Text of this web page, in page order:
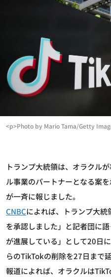
<p>Photo by Mario Tama/Getty
トランプ大統領は、オラクル
ル事業のパートナーとなる案
が一斉に報じました。
CNBCによれば、トランプ大
を承認しました」と記者団に
が進展している」として20日
らのTikTokの削除を27日まで
報道によれば、オラクルは